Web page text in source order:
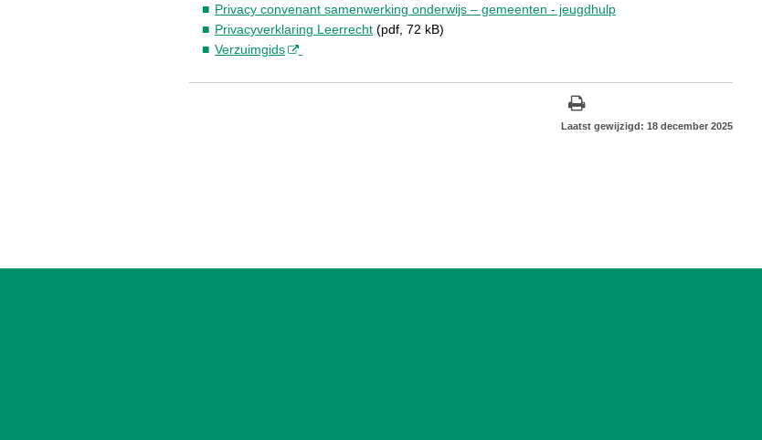
Privacy convenant samenwerking onderwijs – gemeenten - jeugdhulp
Privacyverklaring Leerrecht (pdf, 72 kB)
Verzuimgids
Laatst gewijzigd: 18 december 2025